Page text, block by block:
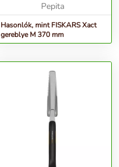
Pepita
Hasonlók, mint FISKARS Xact
gereblye M 370 mm